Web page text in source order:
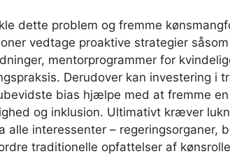
dette problem og fremme
vedtage proaktive strategier
mentorprogrammer for
Derudover kan investering i
bias hjælpe med at fremme
og inklusion. Ultimativt kræver
alle interessenter – regeringsorganer,
traditionelle opfattelser af